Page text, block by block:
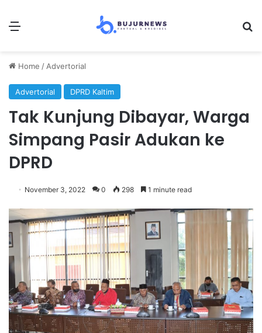
Home / Advertorial
Advertorial DPRD Kaltim
Tak Kunjung Dibayar, Warga
Simpang Pasir Adukan ke
DPRD
November 3, 2022 0 298 1 minute read